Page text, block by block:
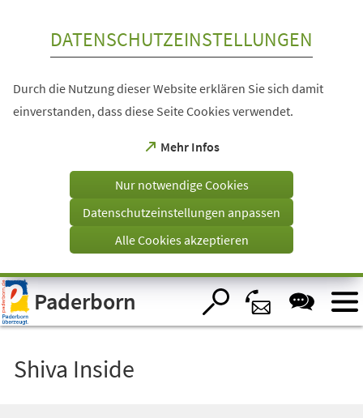
Visuelle
Assistenzsoftware
öffnen.
DATENSCHUTZEINSTELLUNGEN
Durch die Nutzung dieser Website erklären Sie sich damit
einverstanden, dass diese Seite Cookies verwendet.
Mehr Infos
(Öffnet
einem
Tab)
Nur notwendige Cookies
Datenschutzeinstellungen anpassen
Alle Cookies akzeptieren
Paderborn
Shiva Inside